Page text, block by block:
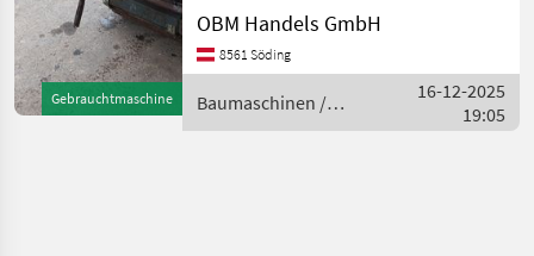
Baumaschinen
Walzen
Vibromax
Gebrauchtmaschine
Zyl. Hatz Diesel 9 PS Breite
65 cm mit Vibration, sehr
guter Zustand, sofort
Walzen
OBM Handels GmbH
8561 Söding
Baumaschinen /
Vibromax
16-12-2025
19:05